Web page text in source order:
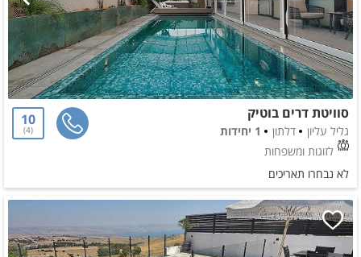
סוויטת דרים בוטיק
גליל עליון דלתון
1 יחידות
לזוגות ומשפחות
10
4
לא נבחרו תאריכים